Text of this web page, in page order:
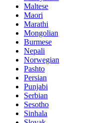
Maltese
Maori
Marathi
Mongolian
Burmese
Nepali
Norwegian
Pashto
Persian
Punjabi
Serbian
Sesotho
Sinhala